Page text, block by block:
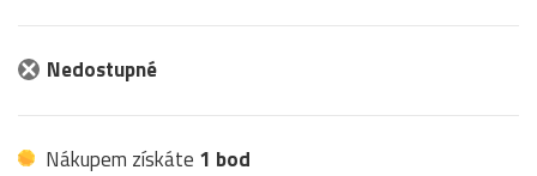
Nedostupné
Nákupem získáte 1 bod